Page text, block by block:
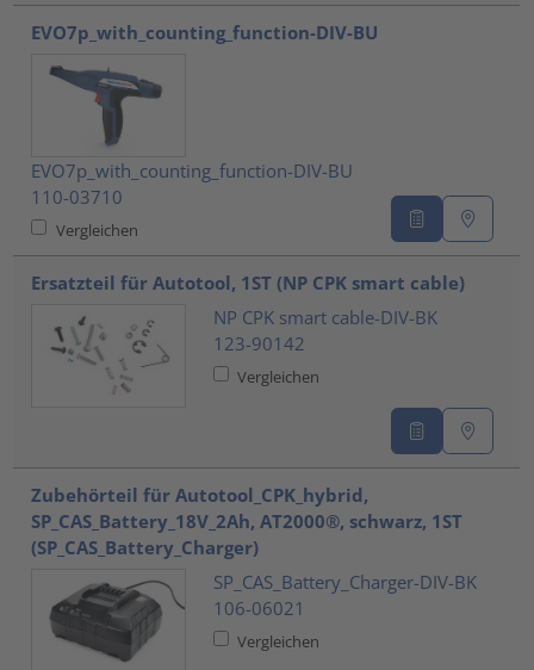
EVO7p_with_counting_function-DIV-BU
EVO7p_with_counting_function-DIV-BU
110-03710
Vergleichen
Ersatzteil für Autotool, 1ST (NP CPK smart cable)
NP CPK smart cable-DIV-BK
123-90142
Vergleichen
Zubehörteil für Autotool_CPK_hybrid,
SP_CAS_Battery_18V_2Ah, AT2000®, schwarz, 1ST
(SP_CAS_Battery_Charger)
SP_CAS_Battery_Charger-DIV-BK
106-06021
Vergleichen